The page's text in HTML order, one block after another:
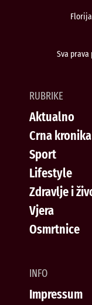
Sva
RUBRIKE
Aktualno
Crna kronika
Sport
Lifestyle
Zdravlje i
Vjera
Osmrtnice
INFO
Impressum